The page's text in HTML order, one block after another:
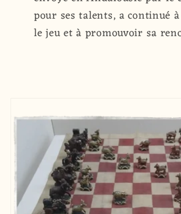
pour ses talents, a continué
le jeu et à promouvoir sa